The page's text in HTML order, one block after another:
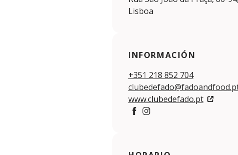
Lisboa
INFORMACIÓN
+351 218 852 704
www.clubedefado.pt